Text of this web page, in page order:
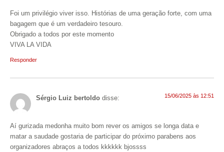
Foi um privilégio viver isso. Histórias de uma geração forte, com uma
bagagem que é um verdadeiro tesouro.
Obrigado a todos por este momento
VIVA LA VIDA
Responder
Sérgio Luiz bertoldo disse: 15/06/2025 às 12:51
Aí gurizada medonha muito bom rever os amigos se longa data e
matar a saudade gostaria de participar do próximo parabens aos
organizadores abraços a todos kkkkkk bjossss